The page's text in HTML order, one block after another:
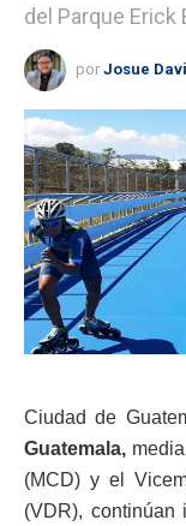
del Parque Erick
por Josue
Ciudad de
Guatemala,
(MCD) y el
(VDR), continúan